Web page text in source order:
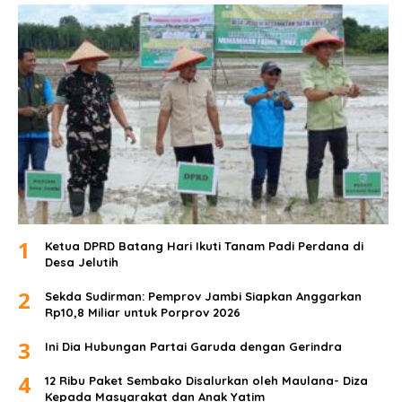
1
Ketua DPRD Batang Hari Ikuti Tanam Padi Perdana di
Desa Jelutih
2
Sekda Sudirman: Pemprov Jambi Siapkan Anggarkan
Rp10,8 Miliar untuk Porprov 2026
3 Ini Dia Hubungan Partai Garuda dengan Gerindra
4
12 Ribu Paket Sembako Disalurkan oleh Maulana- Diza
Kepada Masyarakat dan Anak Yatim